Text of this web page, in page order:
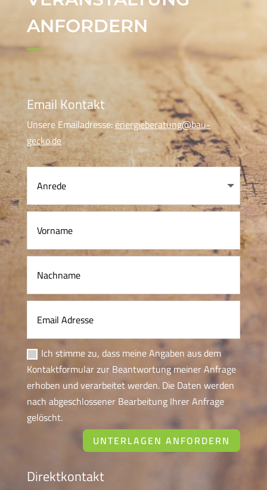
ANFORDERN
Email Kontakt
Unsere Emailadresse:energieberatung@bau-
gecko.de
Ich stimme zu, dass meine Angaben aus dem
Kontaktformular zur Beantwortung meiner Anfrage
erhoben und verarbeitet werden. Die Daten werden
nach abgeschlossener Bearbeitung Ihrer Anfrage
gelöscht.
UNTERLAGEN ANFORDERN
Direktkontakt